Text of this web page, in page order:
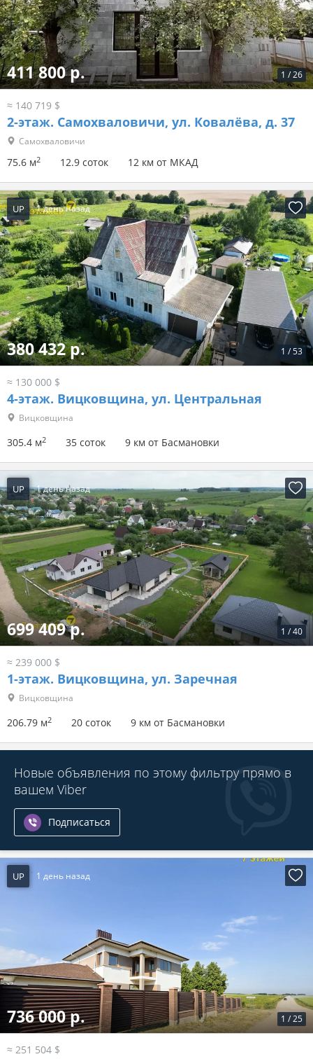
1 /26
411 800 р.
≈ 140 719 $
2-этаж. Самохваловичи, ул. Ковалёва, д. 37
Самохваловичи
75.6 м2 12.9 соток 12 км от МКАД
UP 1 день назад
1 /53
380 432 р.
≈ 130 000 $
4-этаж. Вицковщина, ул. Центральная
Вицковщина
305.4 м2 35 соток 9 км от Басмановки
UP 1 день назад
1 /40
699 409 р.
≈ 239 000 $
1-этаж. Вицковщина, ул. Заречная
Вицковщина
206.79 м2 20 соток 9 км от Басмановки
Новые объявления по этому фильтру прямо в
вашем Viber
Подписаться
UP 1 день назад
1 /25
736 000 р.
≈ 251 504 $